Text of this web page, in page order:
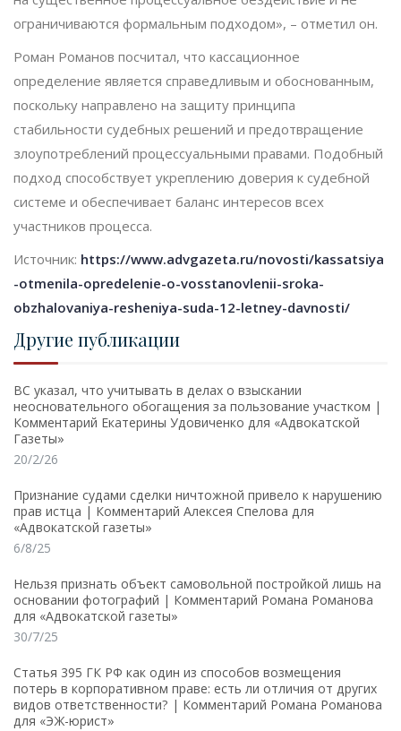
ограничиваются формальным подходом», – отметил он.
Роман Романов посчитал, что кассационное
определение является справедливым и обоснованным,
поскольку направлено на защиту принципа
стабильности судебных решений и предотвращение
злоупотреблений процессуальными правами. Подобный
подход способствует укреплению доверия к судебной
системе и обеспечивает баланс интересов всех
участников процесса.
Источник: https://www.advgazeta.ru/novosti/kassatsiya
-otmenila-opredelenie-o-vosstanovlenii-sroka-
obzhalovaniya-resheniya-suda-12-letney-davnosti/
Другие публикации
ВС указал, что учитывать в делах о взыскании
неосновательного обогащения за пользование участком |
Комментарий Екатерины Удовиченко для «Адвокатской
Газеты»
20/2/26
Признание судами сделки ничтожной привело к нарушению
прав истца | Комментарий Алексея Спелова для
«Адвокатской газеты»
6/8/25
Нельзя признать объект самовольной постройкой лишь на
основании фотографий | Комментарий Романа Романова
для «Адвокатской газеты»
30/7/25
Статья 395 ГК РФ как один из способов возмещения
потерь в корпоративном праве: есть ли отличия от других
видов ответственности? | Комментарий Романа Романова
для «ЭЖ-юрист»